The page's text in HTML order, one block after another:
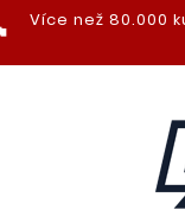
Více než 80.000